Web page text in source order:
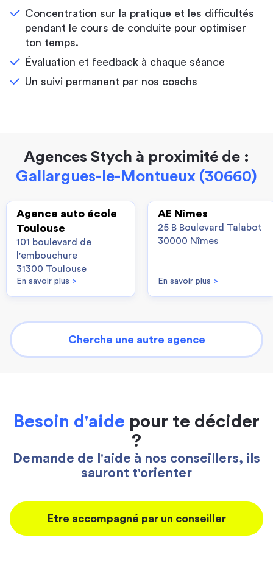
Concentration sur la pratique et les difficultés
pendant le cours de conduite pour optimiser
ton temps.
Évaluation et feedback à chaque séance
Un suivi permanent par nos coachs
Agences Stych à proximité de :
Gallargues-le-Montueux (30660)
Agence auto école
Toulouse
101 boulevard de
l'embouchure
31300 Toulouse
En savoir plus >
AE Nîmes
25 B Boulevard Talabot
30000 Nîmes
En savoir plus >
Cherche une autre agence
Besoin d'aide pour te décider
?
Demande de l'aide à nos conseillers, ils
sauront t'orienter
Etre accompagné par un conseiller